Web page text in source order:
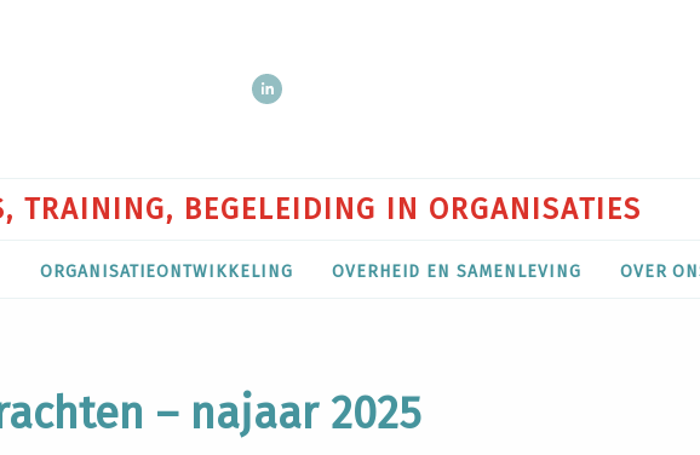
TRAINING, BEGELEIDING IN ORGANISATIES
ORGANISATIEONTWIKKELING OVERHEID EN SAMENLEVING OVER
– najaar 2025